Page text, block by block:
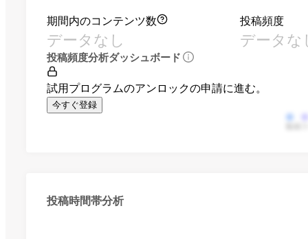
期間内のコンテンツ数
データなし
投稿頻度
データな
投稿頻度分析ダッシュボード
試用プログラムのアンロックの申請に進む。
今すぐ登録
投稿時間帯分析